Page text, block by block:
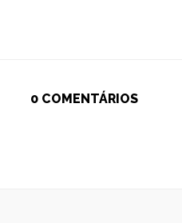
0 COMENTÁRIOS